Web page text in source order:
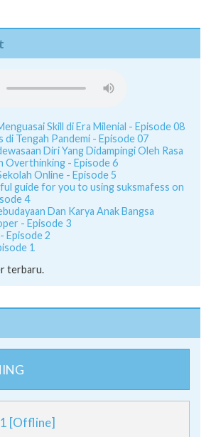
Skill di Era Milenial - Episode 08
di Tengah Pandemi - Episode 07
Diri Yang Didampingi Oleh Rasa
Overthinking - Episode 6
Online - Episode 5
guide for you to using suksmafess on
4
Dan Karya Anak Bangsa
- Episode 3
Episode 2
1
terbaru.
1 [Offline]